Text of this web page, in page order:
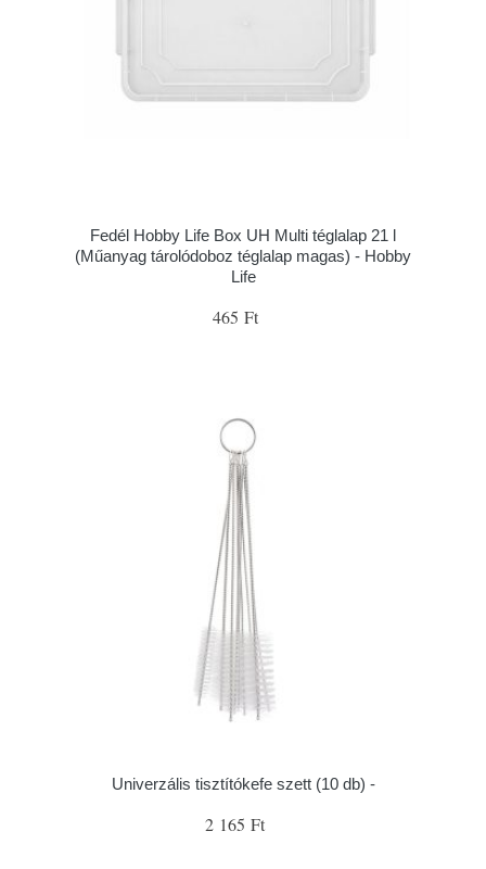
Fedél Hobby Life Box UH Multi téglalap 21 l
(Műanyag tárolódoboz téglalap magas) - Hobby
Life
465 Ft
Univerzális tisztítókefe szett (10 db) -
2 165 Ft